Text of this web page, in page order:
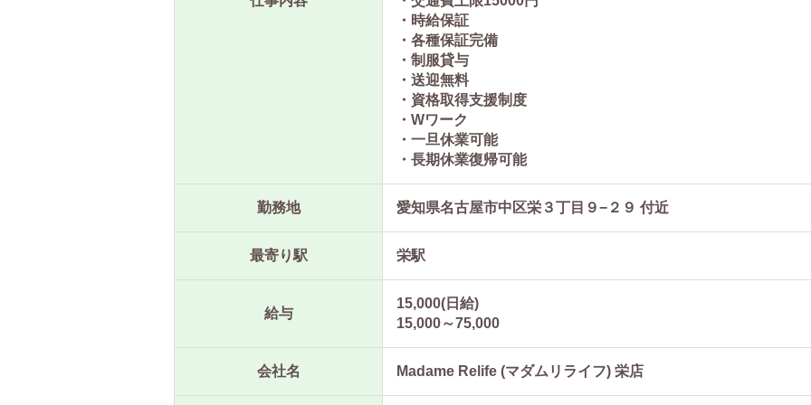
・時給保証
・各種保証完備
・制服貸与
・送迎無料
・資格取得支援制度
・Wワーク
・一旦休業可能
・長期休業復帰可能
勤務地 愛知県名古屋市中区栄３丁目９−２９ 付近
最寄り駅 栄駅
給与
15,000(日給)
15,000～75,000
会社名 Madame Relife (マダムリライフ) 栄店